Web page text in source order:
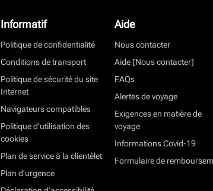
Informatif
Politique de confidentialité
Conditions de transport
Politique de sécurité du site
Internet
Navigateurs compatibles
Politique d’utilisation des
cookies
Plan de service à la clientèlet
Plan d'urgence
Aide
Nous contacter
Aide [Nous contacter]
FAQs
Alertes de voyage
Exigences en matière de
voyage
Informations Covid-19
Formulaire de